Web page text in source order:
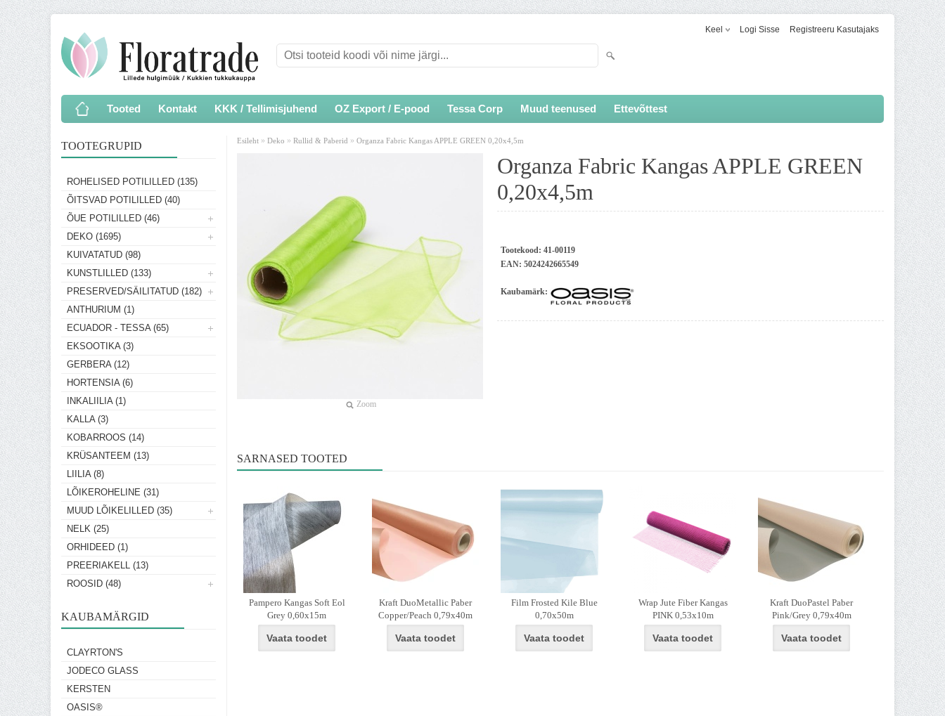
Keel Logi Sisse Registreeru Kasutajaks
Tooted Kontakt KKK / Tellimisjuhend OZ Export / E-pood Tessa Corp Muud teenused Ettevõttest
TOOTEGRUPID
ROHELISED POTILILLED (135)
ÕITSVAD POTILILLED (40)
ÕUE POTILILLED (46)
DEKO (1695)
KUIVATATUD (98)
KUNSTLILLED (133)
PRESERVED/SÄILITATUD (182)
ANTHURIUM (1)
ECUADOR - TESSA (65)
EKSOOTIKA (3)
GERBERA (12)
HORTENSIA (6)
INKALIILIA (1)
KALLA (3)
KOBARROOS (14)
KRÜSANTEEM (13)
LIILIA (8)
LÕIKEROHELINE (31)
MUUD LÕIKELILLED (35)
NELK (25)
ORHIDEED (1)
PREERIAKELL (13)
ROOSID (48)
KAUBAMÄRGID
CLAYRTON'S
JODECO GLASS
KERSTEN
OASIS®
Esileht » Deko » Rullid & Paberid » Organza Fabric Kangas APPLE GREEN 0,20x4,5m
Zoom
Organza Fabric Kangas APPLE GREEN
0,20x4,5m
Tootekood: 41-00119
EAN: 5024242665549
Kaubamärk:
SARNASED TOOTED
Pampero Kangas Soft Eol
Grey 0,60x15m
Vaata toodet
Kraft DuoMetallic Paber
Copper/Peach 0,79x40m
Vaata toodet
Film Frosted Kile Blue
0,70x50m
Vaata toodet
Wrap Jute Fiber Kangas
PINK 0,53x10m
Vaata toodet
Kraft DuoPastel Paber
Pink/Grey 0,79x40m
Vaata toodet